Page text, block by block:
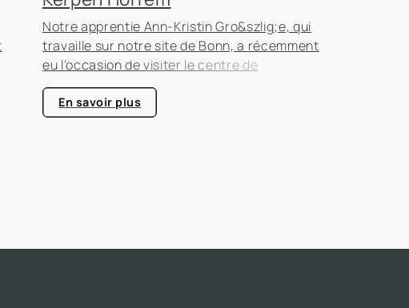
Notre apprentie Ann-Kristin Gro&szlig;e, qui
travaille sur notre site de Bonn, a récemment
eu l'occasion de visiter le centre de
compétence énergétique de Kerpen-Horrem
avec sa classe. Cette excursion passionnante
était entièrement consacrée à l'efficacité
En savoir plus